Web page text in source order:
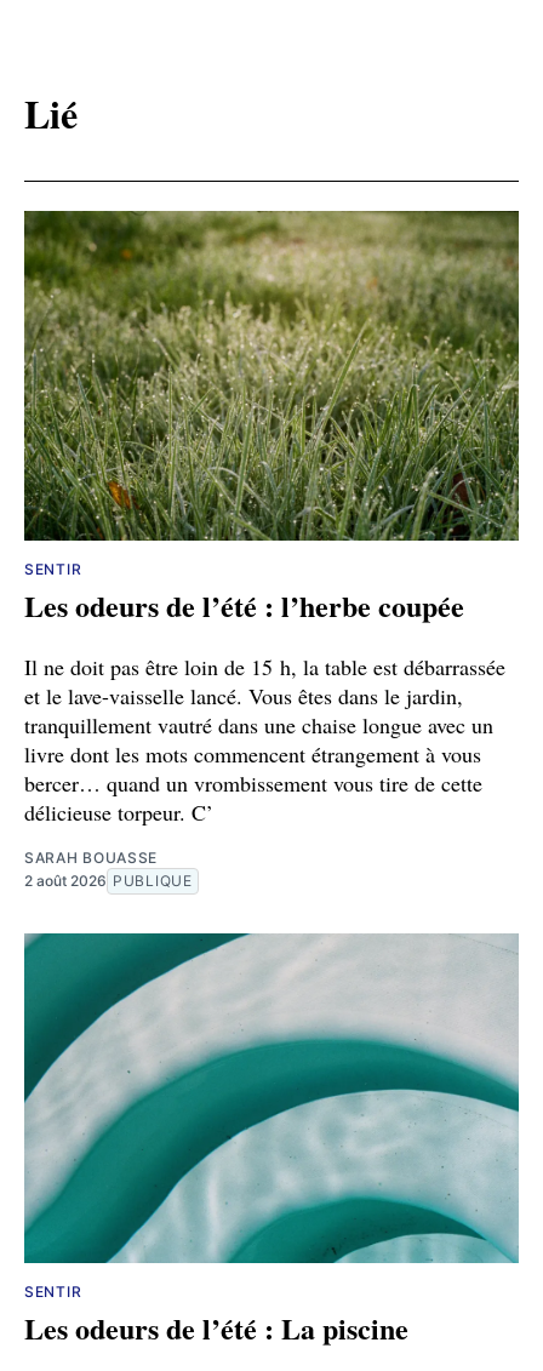
Lié
SENTIR
Les odeurs de l’été : l’herbe coupée
Il ne doit pas être loin de 15 h, la table est débarrassée
et le lave-vaisselle lancé. Vous êtes dans le jardin,
tranquillement vautré dans une chaise longue avec un
livre dont les mots commencent étrangement à vous
bercer… quand un vrombissement vous tire de cette
délicieuse torpeur. C’
SARAH BOUASSE
2 août 2026 PUBLIQUE
SENTIR
Les odeurs de l’été : La piscine